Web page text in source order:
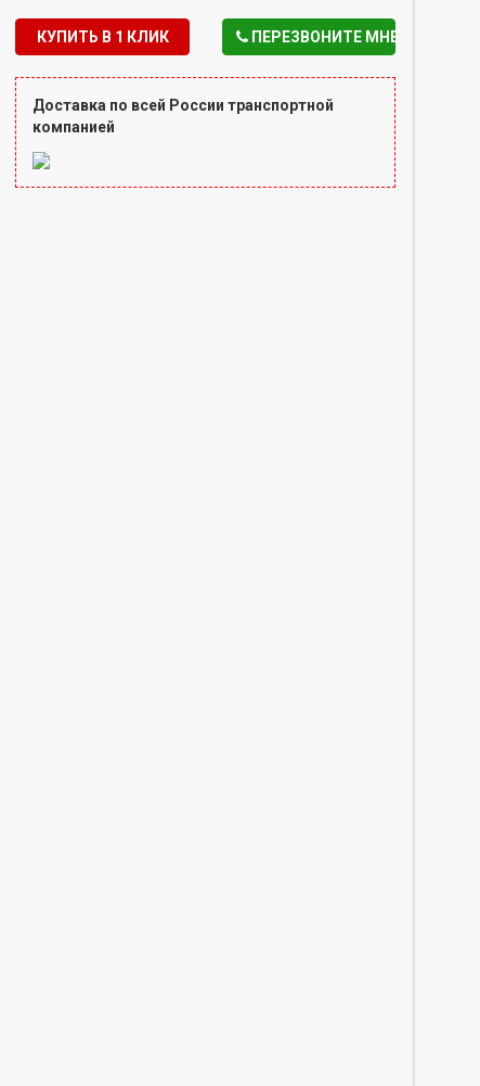
КУПИТЬ В 1 КЛИК ПЕРЕЗВОНИТЕ МНЕ
Доставка по всей России транспортной
компанией